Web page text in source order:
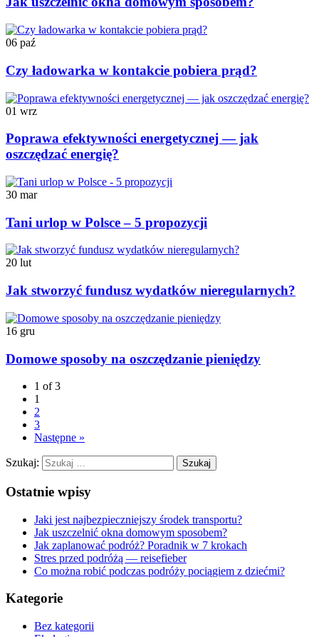
06 paź
Czy ładowarka w kontakcie pobiera prąd?
01 wrz
Poprawa efektywności energetycznej — jak
oszczędzać energię?
30 mar
Tani urlop w Polsce – 5 propozycji
20 lut
Jak stworzyć fundusz wydatków nieregularnych?
16 gru
Domowe sposoby na oszczędzanie pieniędzy
1 of 3
1
2
3
Następne »
Szukaj:
Ostatnie wpisy
Jaki jest najbezpieczniejszy środek transportu?
Jak uszczelnić okna domowym sposobem?
Jak zaplanować podróż? Poradnik w 7 krokach
Stres przed podróżą — reisefieber
Co można robić podczas podróży pociągiem z dziećmi?
Kategorie
Bez kategorii